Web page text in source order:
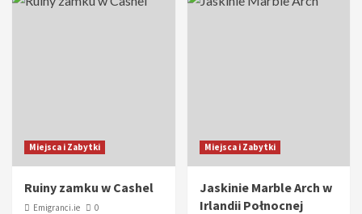
Miejsca i Zabytki
Ruiny zamku w Cashel
Emigranci.ie 0
Miejsca i Zabytki
Jaskinie Marble Arch w
Irlandii Połnocnej